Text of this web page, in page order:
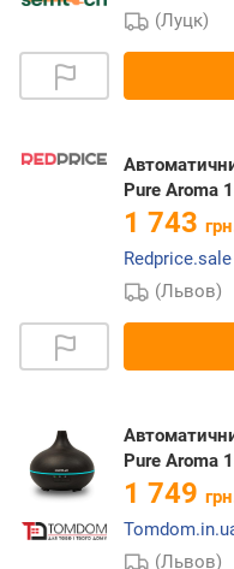
(Луцк)
Pure Aroma
1 743
Redprice.sale
(Львов)
Pure Aroma
1 749
(Львов)